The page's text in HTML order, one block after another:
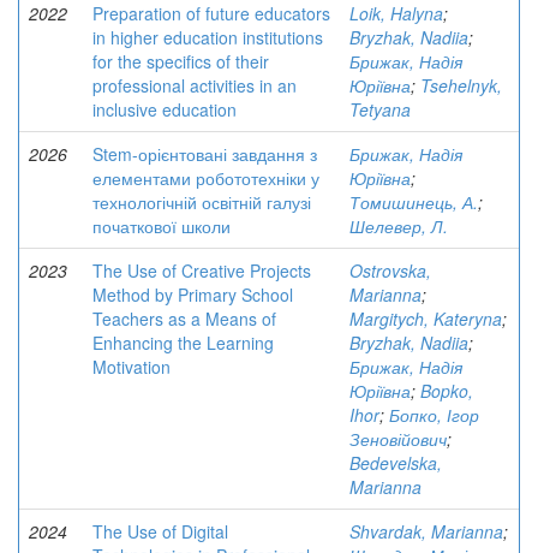
2022
Preparation of future educators
in higher education institutions
for the specifics of their
professional activities in an
inclusive education
Loik, Halyna;
Bryzhak, Nadiia;
Брижак, Надія
Юріївна; Tsehelnyk,
Tetyana
2026
Stem-орієнтовані завдання з
елементами робототехніки у
технологічній освітній галузі
початкової школи
Брижак, Надія
Юріївна;
Томишинець, А.;
Шелевер, Л.
2023
The Use of Creative Projects
Method by Primary School
Teachers as a Means of
Enhancing the Learning
Motivation
Ostrovska,
Marianna;
Margitych, Kateryna;
Bryzhak, Nadiia;
Брижак, Надія
Юріївна; Bopko,
Ihor; Бопко, Ігор
Зеновійович;
Bedevelska,
Marianna
2024
The Use of Digital
Shvardak, Marianna;